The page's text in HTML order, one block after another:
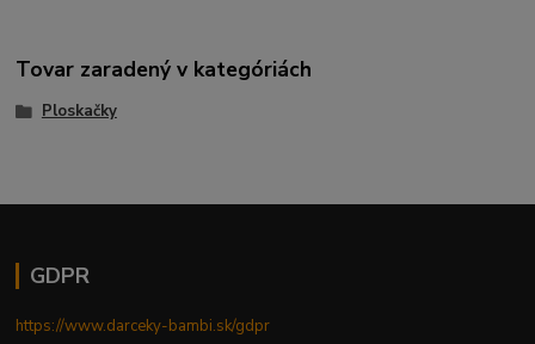
Tovar zaradený v kategóriách
Ploskačky
GDPR
https://www.darceky-bambi.sk/gdpr